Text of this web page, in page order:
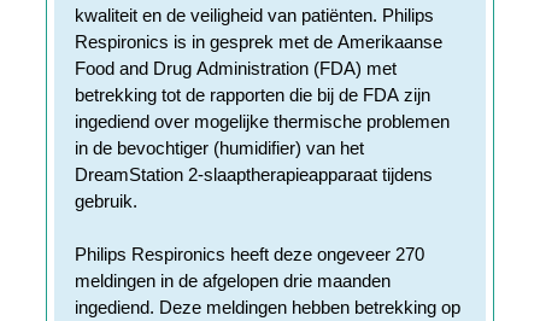
kwaliteit en de veiligheid van patiënten. Philips
Respironics is in gesprek met de Amerikaanse
Food and Drug Administration (FDA) met
betrekking tot de rapporten die bij de FDA zijn
ingediend over mogelijke thermische problemen
in de bevochtiger (humidifier) van het
DreamStation 2-slaaptherapieapparaat tijdens
gebruik.
Philips Respironics heeft deze ongeveer 270
meldingen in de afgelopen drie maanden
ingediend. Deze meldingen hebben betrekking op